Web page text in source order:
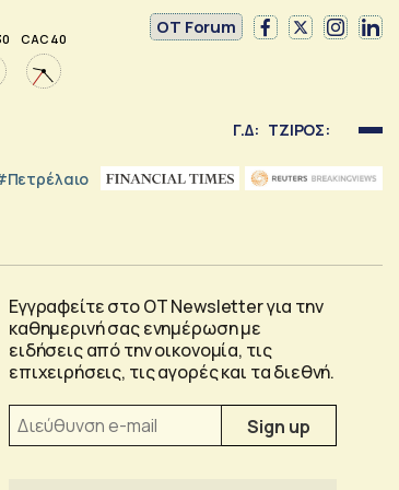
CAC 40
OT Forum
Γ.Δ: ΤΖΙΡΟΣ:
Εγγραφείτε στο OT Newsletter για την
καθημερινή σας ενημέρωση με
ειδήσεις από την οικονομία, τις
επιχειρήσεις, τις αγορές και τα διεθνή.